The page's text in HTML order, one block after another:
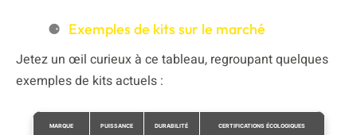
Exemples de kits sur le marché
Jetez un œil curieux à ce tableau, regroupant quelques
exemples de kits actuels :
MARQUE PUISSANCE DURABILITÉ CERTIFICATIONS ÉCOLOGIQUES